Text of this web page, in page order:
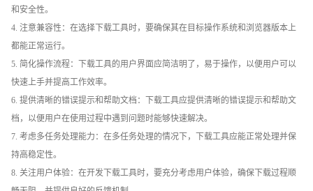
和安全性。
4. 注意兼容性：在选择下载工具时，要确保其在目标操作系统和浏览器版本上
都能正常运行。
5. 简化操作流程：下载工具的用户界面应简洁明了，易于操作，以便用户可以
快速上手并提高工作效率。
6. 提供清晰的错误提示和帮助文档：下载工具应提供清晰的错误提示和帮助文
档，以便用户在使用过程中遇到问题时能够快速解决。
7. 考虑多任务处理能力：在多任务处理的情况下，下载工具应能正常处理并保
持高稳定性。
8. 关注用户体验：在开发下载工具时，要充分考虑用户体验，确保下载过程顺